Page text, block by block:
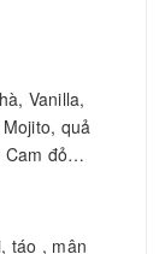
Vanilla,
quả
Cam đỏ…
táo , mận